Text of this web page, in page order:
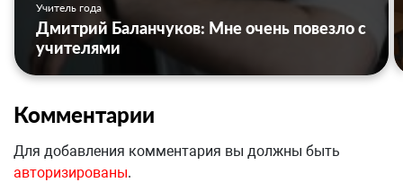
Учитель года
Дмитрий Баланчуков: Мне очень повезло с
учителями
Комментарии
Для добавления комментария вы должны быть
авторизированы.